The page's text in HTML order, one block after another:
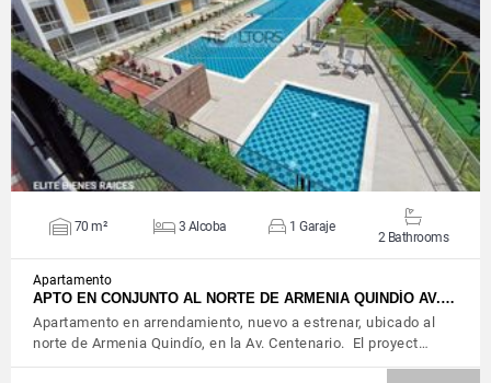
VIEW DETAILS
70 m² 3 Alcoba 1 Garaje
2 Bathrooms
Apartamento
APTO EN CONJUNTO AL NORTE DE ARMENIA QUINDÍO AV.…
Apartamento en arrendamiento, nuevo a estrenar, ubicado al
norte de Armenia Quindío, en la Av. Centenario. El proyect…